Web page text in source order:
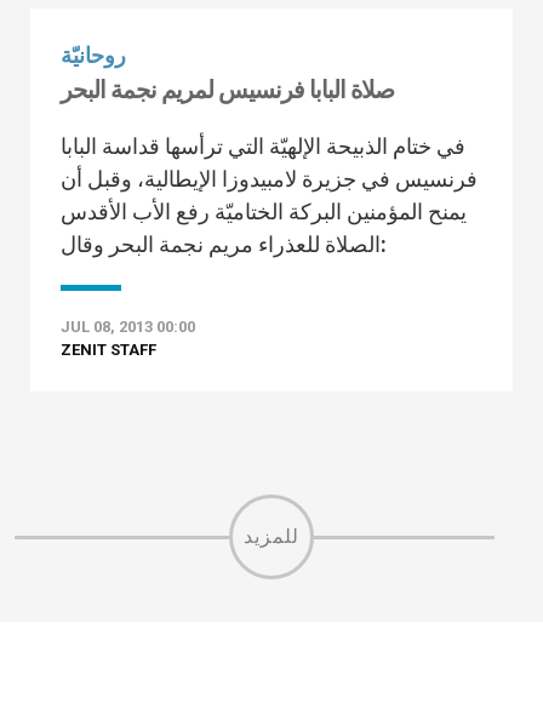
روحانيّة
صلاة البابا فرنسيس لمريم نجمة البحر
في ختام الذبيحة الإلهيّة التي ترأسها قداسة البابا
فرنسيس في جزيرة لامبيدوزا الإيطالية، وقبل أن
يمنح المؤمنين البركة الختاميّة رفع الأب الأقدس
الصلاة للعذراء مريم نجمة البحر وقال:
JUL 08, 2013 00:00
ZENIT STAFF
للمزيد